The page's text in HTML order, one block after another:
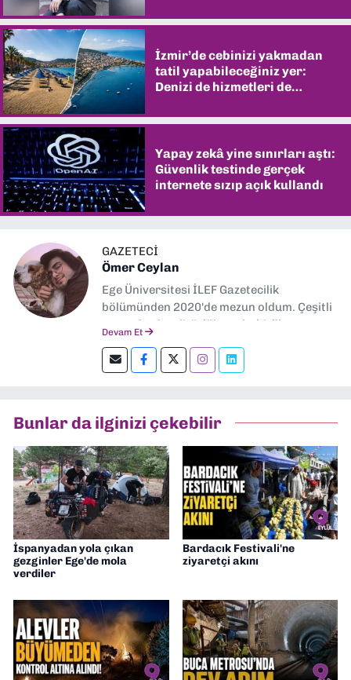
İzmir’de cebinizi yakmadan
tatil yapabileceğiniz yer:
Denizi de hizmetleri de
Yapay zekâ yine sınırları aştı:
Güvenlik testinde gerçek
internete sızıp açık kullandı
GAZETECİ
Ömer Ceylan
Ege Üniversitesi İLEF Gazetecilik
bölümünden 2020'de mezun oldum. Çeşitli
gazetelerde editörlük, muhabirlik yaptım.
editörlük yapıyorum.
Devam Et
Bunlar da ilginizi çekebilir
İspanyadan yola çıkan
gezginler Ege'de mola
verdiler
Bardacık Festivali'ne
ziyaretçi akını